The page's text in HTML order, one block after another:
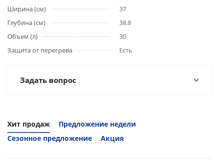
Ширина (см)
37
Глубина (см)
38.8
Объем (л)
30
Защита от перегрева
Есть
Задать вопрос
Хит продаж
Предложение недели
Сезонное предложение
Акция